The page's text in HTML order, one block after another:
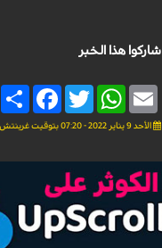
شاركوا هذا الخبر
Share
FacebookTwitter
WhatsAppEmail
الأحد 9 يناير 2022 - 07:20 بتوقيت غرينتش